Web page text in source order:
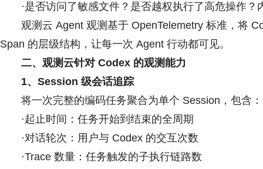
·是否访问了敏感文件？是否越权执行了高危操作？
观测云 Agent 观测基于 OpenTelemetry 标准，将
Span 的层级结构，让每一次 Agent 行动都可见。
二、观测云针对 Codex 的观测能力
1、Session 级会话追踪
将一次完整的编码任务聚合为单个 Session，包含：
·起止时间：任务开始到结束的全周期
·对话轮次：用户与 Codex 的交互次数
·Trace 数量：任务触发的子执行链路数